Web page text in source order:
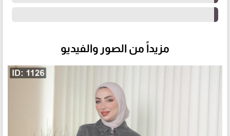
مزيداً من الصور والفيديو